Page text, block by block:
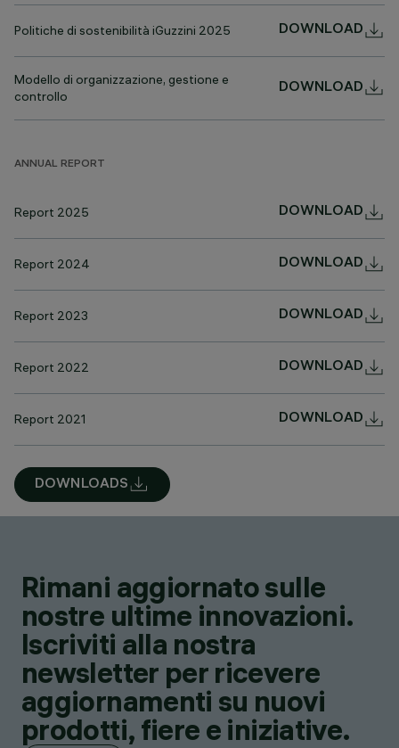
Politiche di sostenibilità iGuzzini 2025 DOWNLOAD
Modello di organizzazione, gestione e
controllo
DOWNLOAD
ANNUAL REPORT
Report 2025 DOWNLOAD
Report 2024 DOWNLOAD
Report 2023 DOWNLOAD
Report 2022 DOWNLOAD
Report 2021 DOWNLOAD
DOWNLOADS
Rimani aggiornato sulle
nostre ultime innovazioni.
Iscriviti alla nostra
newsletter per ricevere
aggiornamenti su nuovi
prodotti, fiere e iniziative.